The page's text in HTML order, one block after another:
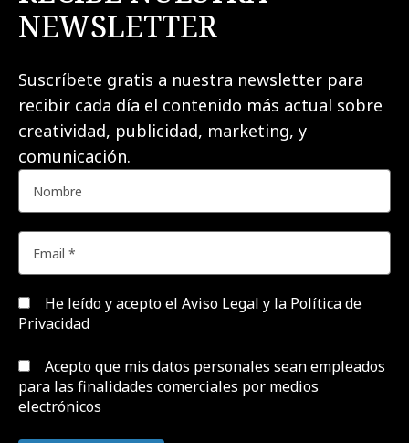
NEWSLETTER
Suscríbete gratis a nuestra newsletter para
recibir cada día el contenido más actual sobre
creatividad, publicidad, marketing, y
comunicación.
He leído y acepto el Aviso Legal y la Política de
Privacidad
Acepto que mis datos personales sean empleados
para las finalidades comerciales por medios
electrónicos